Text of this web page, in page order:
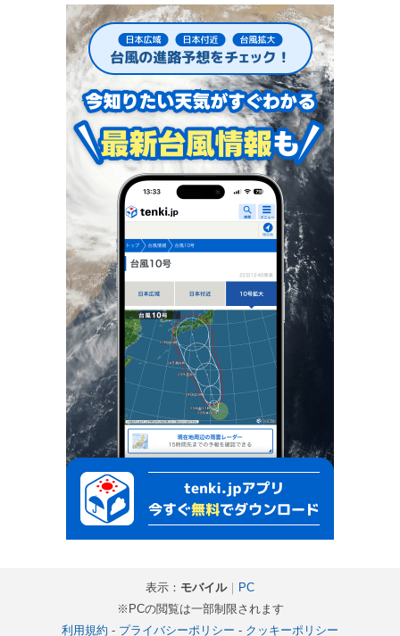
表示： モバイル｜
PC
※PCの閲覧は一部制限されます
利用規約 - プライバシーポリシー - クッキーポリシー